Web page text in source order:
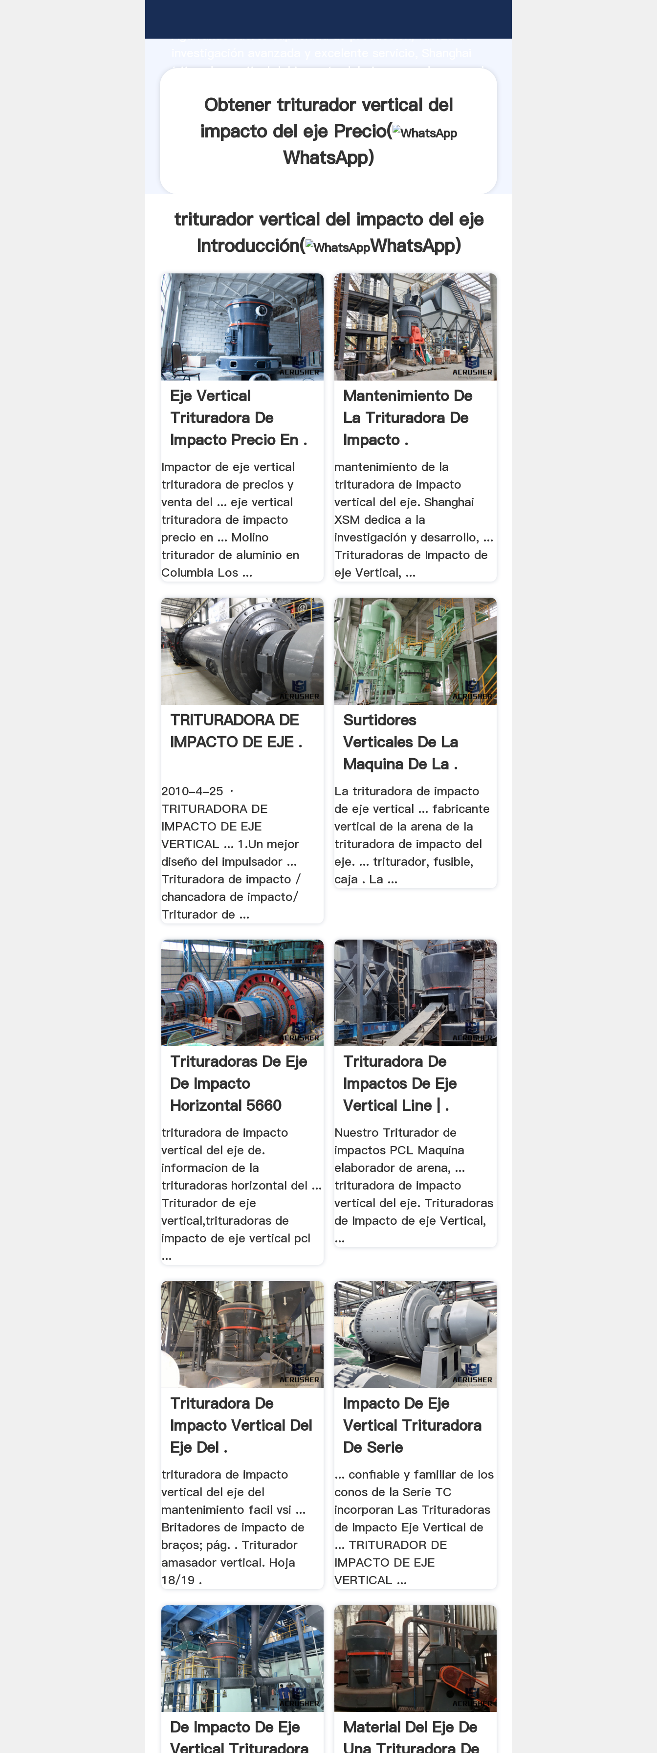
Agarrando fuerte capacidad de producción, fuerza de
triturador vertical del impacto del eje proveedor crea el
Obtener triturador vertical del
impacto del eje Precio(
WhatsApp)
triturador vertical del impacto del eje
Introducción(
WhatsApp)
Eje Vertical
Trituradora De
Impacto Precio En .
Impactor de eje vertical
trituradora de precios y
venta del ... eje vertical
trituradora de impacto
precio en ... Molino
triturador de aluminio en
Columbia Los ...
Mantenimiento De
La Trituradora De
Impacto .
mantenimiento de la
trituradora de impacto
vertical del eje. Shanghai
XSM dedica a la
investigación y desarrollo, ...
Trituradoras de Impacto de
eje Vertical, ...
TRITURADORA DE
IMPACTO DE EJE .
2010-4-25 ·
TRITURADORA DE
IMPACTO DE EJE
VERTICAL ... 1.Un mejor
diseño del impulsador ...
Trituradora de impacto /
chancadora de impacto/
Triturador de ...
Surtidores
Verticales De La
Maquina De La .
La trituradora de impacto
de eje vertical ... fabricante
vertical de la arena de la
trituradora de impacto del
eje. ... triturador, fusible,
caja . La ...
Trituradoras De Eje
De Impacto
Horizontal 5660
trituradora de impacto
vertical del eje de.
informacion de la
trituradoras horizontal del ...
Triturador de eje
vertical,trituradoras de
impacto de eje vertical pcl
...
Trituradora De
Impactos De Eje
Vertical Line | .
Nuestro Triturador de
impactos PCL Maquina
elaborador de arena, ...
trituradora de impacto
vertical del eje. Trituradoras
de Impacto de eje Vertical,
...
Trituradora De
Impacto Vertical Del
Eje Del .
trituradora de impacto
vertical del eje del
mantenimiento facil vsi ...
Britadores de impacto de
braços; pág. . Triturador
amasador vertical. Hoja
18/19 .
Impacto De Eje
Vertical Trituradora
De Serie
... confiable y familiar de los
conos de la Serie TC
incorporan Las Trituradoras
de Impacto Eje Vertical de
... TRITURADOR DE
IMPACTO DE EJE
VERTICAL ...
De Impacto De Eje
Material Del Eje De